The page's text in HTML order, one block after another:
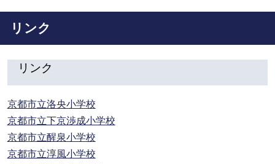
リンク
リンク
京都市立洛央小学校
京都市立下京渉成小学校
京都市立醒泉小学校
京都市立淳風小学校